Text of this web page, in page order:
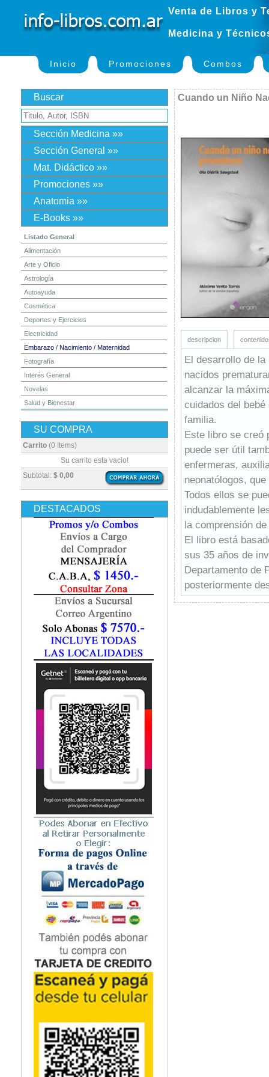
Venta de Libros y
Medicina y
Inicio Promociones Combos
Buscar
Sección Medicina »»
Sección General »»
Mat. Didáctico »»
Promociones »»
Anatomia »»
E-Books »»
Listado General
Alimentación
Arte y Oficio
Astrología
Autoayuda
Cosmética
Deportes y Ejercicios
Electricidad
Embarazo / Nacimiento / Maternidad
Fotografía
Interés General
Novelas
Salud y Bienestar
SU COMPRA
Carrito (0 Items)
Subtotal: $ 0,00
Su carrito esta vacio!
DESTACADOS
Cuando un Niño
descripcion
El desarrollo de
nacidos
alcanzar la
cuidados del
familia.
Este libro se creó
puede ser útil
enfermeras,
neonatólogos,
Todos ellos se
indudablemente
la comprensión
El libro está
sus 35 años de
Departamento de
posteriormente
El objetivo de